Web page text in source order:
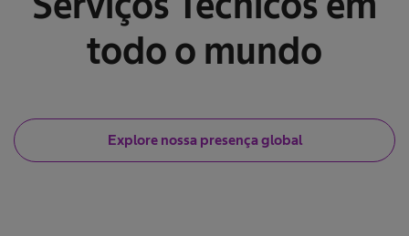
todo o mundo
Explore nossa presença global